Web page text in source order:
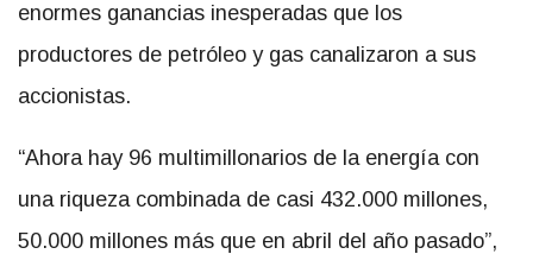
enormes ganancias inesperadas que los
productores de petróleo y gas canalizaron a sus
accionistas.
“Ahora hay 96 multimillonarios de la energía con
una riqueza combinada de casi 432.000 millones,
50.000 millones más que en abril del año pasado”,